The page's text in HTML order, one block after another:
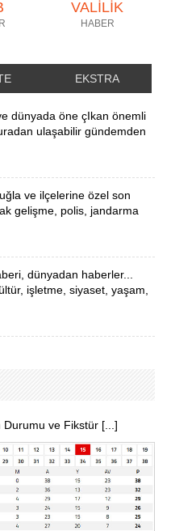
VALİLİK
HABER
EKSTRA
dünyada öne çIkan önemli
ulaşabilir gündemden
ve ilçelerine özel son
gelişme, polis, jandarma
dünyadan haberler...
işletme, siyaset, yaşam,
ve Fikstür [...]